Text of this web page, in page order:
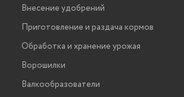
Внесение удобрений
Приготовление и раздача кормов
Обработка и хранение урожая
Ворошилки
Валкообразователи